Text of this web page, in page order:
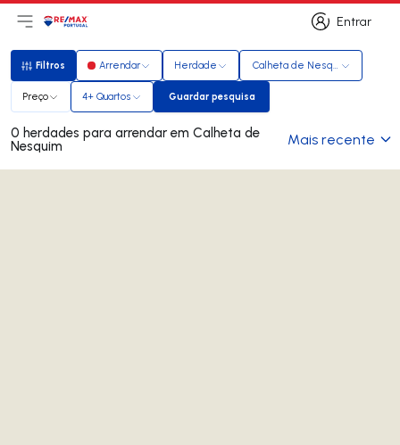
Entrar
Entrar
Abri menu principal
LogoIr para página inicial
Filtros
Filtros Arrendar Herdade Calheta de Nesquim
Preço 4+ Quartos Guardar pesquisa
Guardar pesquisa
0 herdades para arrendar em Calheta de
Nesquim Mais recente